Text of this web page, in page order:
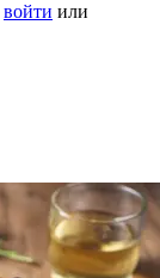
войти или